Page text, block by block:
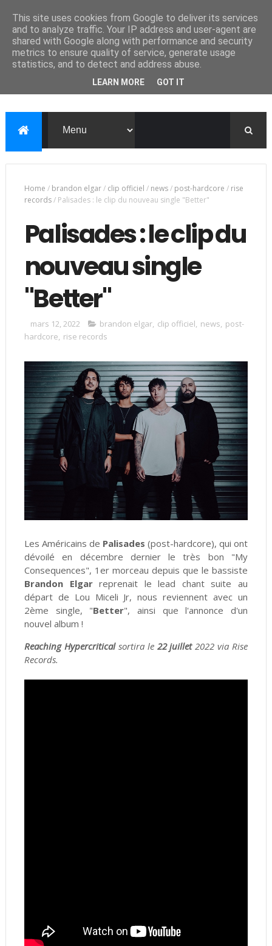
Home / brandon elgar/ clip officiel / news/ post-hardcore / rise
records/ Palisades : le clip du nouveau single "Better"
Palisades : le clip du
nouveau single
"Better"
mars 12, 2022 brandon elgar, clip officiel, news, post-
hardcore, rise records
Les Américains de Palisades(post-hardcore), qui ont
dévoilé en décembre dernier le très bon "My
Consequences", 1er morceau depuis que le bassiste
Brandon Elgarreprenait le lead chant suite au
départ de Lou Miceli Jr, nous reviennent avec un
2ème single, "Better", ainsi que l'annonce d'un
nouvel album !
Reaching Hypercriticalsortira le 22 juillet2022 via Rise
Records.
This site uses cookies from Google to deliver its services
and to analyze traffic. Your IP address and user-agent are
shared with Google along with performance and security
metrics to ensure quality of service, generate usage
statistics, and to detect and address abuse.
LEARN MORE GOT IT